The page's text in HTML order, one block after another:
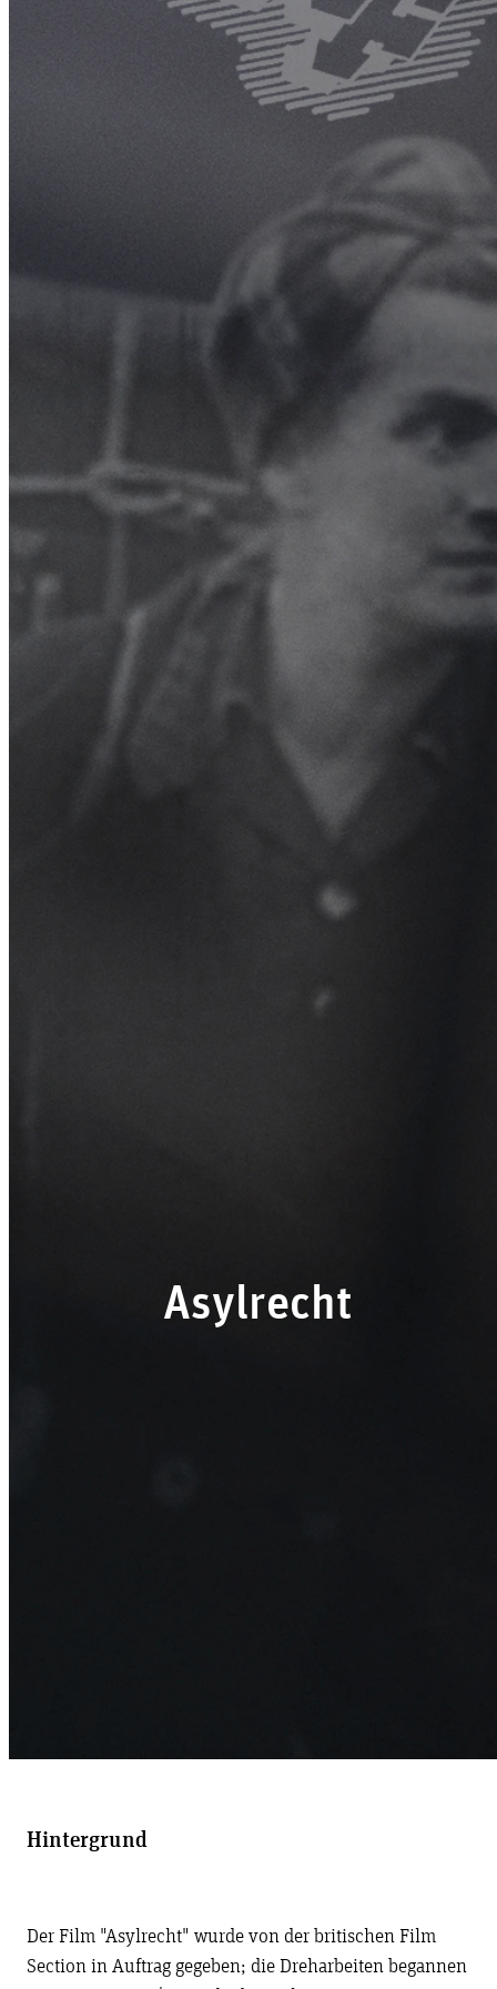
Asylrecht
Hintergrund
Der Film "Asylrecht" wurde von der britischen Film
Section in Auftrag gegeben; die Dreharbeiten begannen